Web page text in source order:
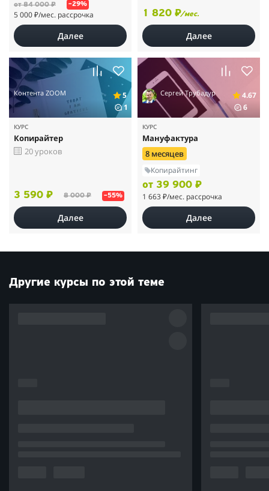
от 84 000 ₽ –29%
5 000 ₽/мес. рассрочка
Далее
1 820 ₽/мес.
Далее
Контента ZOOM
5
1
КУРС
Копирайтер
20 уроков
3 590 ₽ 8 000 ₽ –55%
Далее
Сергей Трубадур
4.67
6
КУРС
Мануфактура
8 месяцев
Копирайтинг
от 39 900 ₽
1 663 ₽/мес. рассрочка
Далее
Другие курсы по этой теме